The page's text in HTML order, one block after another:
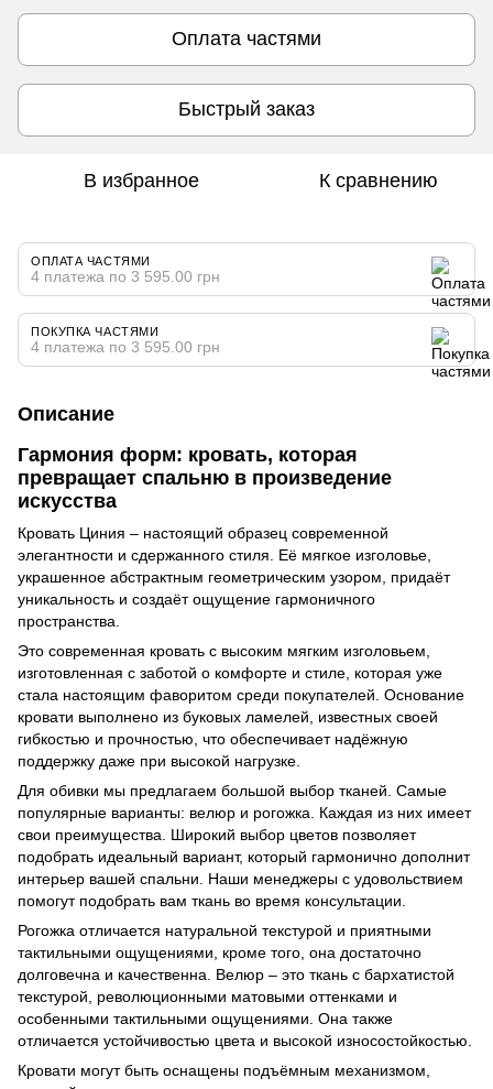
Оплата частями
Быстрый заказ
В избранное К сравнению
ОПЛАТА ЧАСТЯМИ
4 платежа по 3 595.00 грн
ПОКУПКА ЧАСТЯМИ
4 платежа по 3 595.00 грн
Описание
Гармония форм: кровать, которая
превращает спальню в произведение
искусства
Кровать Циния – настоящий образец современной
элегантности и сдержанного стиля. Её мягкое изголовье,
украшенное абстрактным геометрическим узором, придаёт
уникальность и создаёт ощущение гармоничного
пространства.
Это современная кровать с высоким мягким изголовьем,
изготовленная с заботой о комфорте и стиле, которая уже
стала настоящим фаворитом среди покупателей. Основание
кровати выполнено из буковых ламелей, известных своей
гибкостью и прочностью, что обеспечивает надёжную
поддержку даже при высокой нагрузке.
Для обивки мы предлагаем большой выбор тканей. Самые
популярные варианты: велюр и рогожка. Каждая из них имеет
свои преимущества. Широкий выбор цветов позволяет
подобрать идеальный вариант, который гармонично дополнит
интерьер вашей спальни. Наши менеджеры с удовольствием
помогут подобрать вам ткань во время консультации.
Рогожка отличается натуральной текстурой и приятными
тактильными ощущениями, кроме того, она достаточно
долговечна и качественна. Велюр – это ткань с бархатистой
текстурой, революционными матовыми оттенками и
особенными тактильными ощущениями. Она также
отличается устойчивостью цвета и высокой износостойкостью.
Кровати могут быть оснащены подъёмным механизмом,